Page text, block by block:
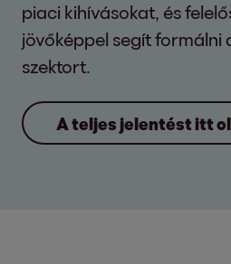
piaci kihívásokat, és
jövőképpel segít formálni
szektort.
A teljes jelentést itt